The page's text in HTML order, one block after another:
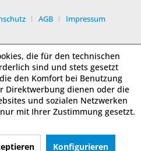
AGB Impressum
die für den technischen
sind und stets gesetzt
den Komfort bei Benutzung
Direktwerbung dienen oder die
und sozialen Netzwerken
mit Ihrer Zustimmung gesetzt.
Konfigurieren